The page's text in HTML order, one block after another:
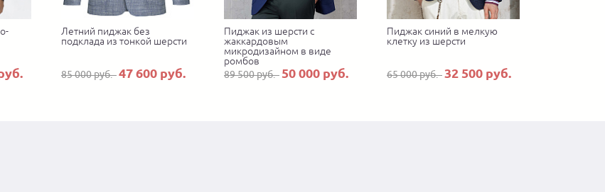
Летний пиджак без
подклада из тонкой шерсти
85 000 руб.47 600 руб.
Пиджак из шерсти с
жаккардовым
микродизайном в виде
ромбов
89 500 руб. 50 000 руб.
Пиджак синий в мелкую
клетку из шерсти
65 000 руб.32 500 руб.